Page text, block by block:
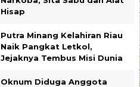
Hisap
Putra Minang Kelahiran Riau
Naik Pangkat Letkol,
Jejaknya Tembus Misi Dunia
Oknum Diduga Anggota